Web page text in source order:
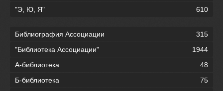
"Э, Ю, Я"
610
Библиография Ассоциации
315
"Библиотека Ассоциации"
1944
А-библиотека
48
Б-библиотека
75